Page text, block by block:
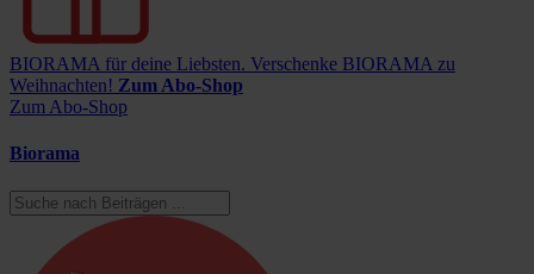
BIORAMA für deine Liebsten. Verschenke BIORAMA zu
Weihnachten! Zum Abo-Shop
Zum Abo-Shop
Biorama